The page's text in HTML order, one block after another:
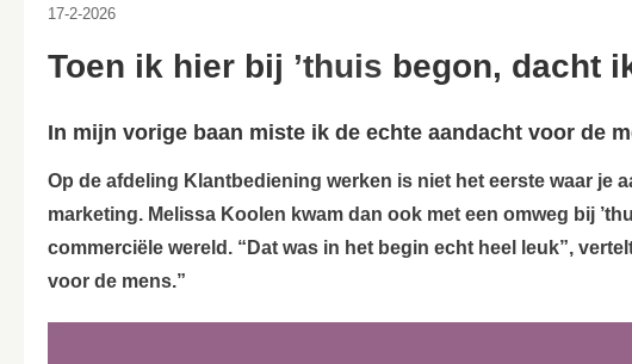
17-2-2026
Toen ik hier bij ’thuis begon, dacht
In mijn vorige baan miste ik de echte aandacht voor de
Op de afdeling Klantbediening werken is niet het eerste waar je
marketing. Melissa Koolen kwam dan ook met een omweg bij
commerciële wereld. “Dat was in het begin echt heel leuk”,
voor de mens.”